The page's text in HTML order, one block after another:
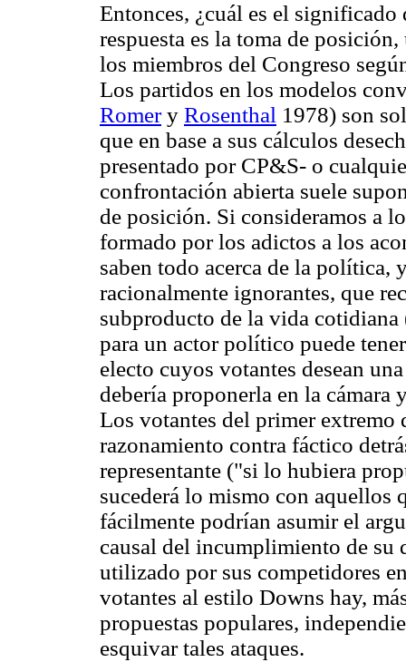
Entonces, ¿cuál es el
respuesta es la toma de
los miembros del Congreso
Los partidos en los modelos
Romery Rosenthal 1978) son
que en base a sus cálculos
presentado por CP&S- o
confrontación abierta suele
de posición. Si consideramos a
formado por los adictos a los
saben todo acerca de la
racionalmente ignorantes, que
subproducto de la vida
para un actor político puede
electo cuyos votantes desean
debería proponerla en la
Los votantes del primer
razonamiento contra fáctico
representante ("si lo hubiera
sucederá lo mismo con aquellos
fácilmente podrían asumir el
causal del incumplimiento de su
utilizado por sus competidores
votantes al estilo Downs hay,
propuestas populares,
esquivar tales ataques.